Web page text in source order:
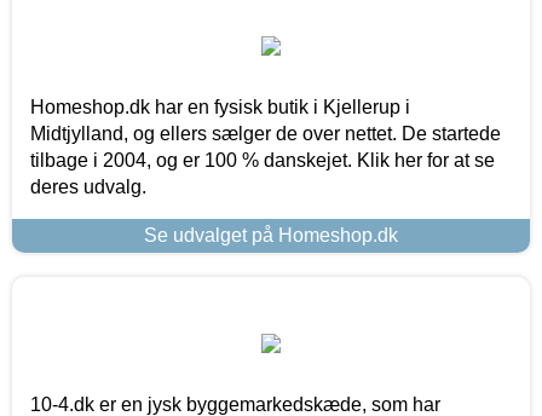
Homeshop.dk har en fysisk butik i Kjellerup i
Midtjylland, og ellers sælger de over nettet. De startede
tilbage i 2004, og er 100 % danskejet. Klik her for at se
deres udvalg.
Se udvalget på Homeshop.dk
10-4.dk er en jysk byggemarkedskæde, som har